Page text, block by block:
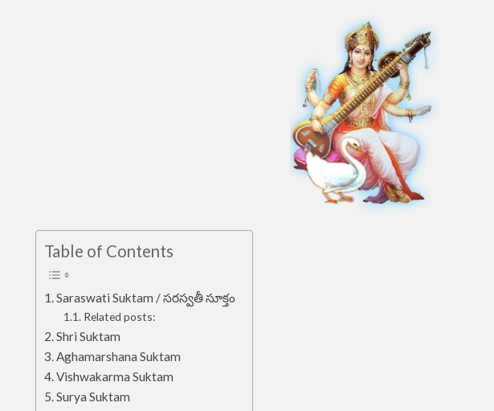
Table of Contents
Saraswati Suktam / సరస్వతీ సూక్తం
Related posts:
Shri Suktam
Aghamarshana Suktam
Vishwakarma Suktam
Surya Suktam